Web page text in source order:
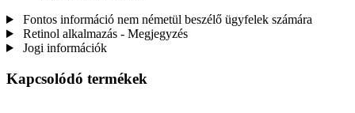
Fontos információ nem németül beszélő ügyfelek számára
Retinol alkalmazás - Megjegyzés
Jogi információk
Kapcsolódó termékek